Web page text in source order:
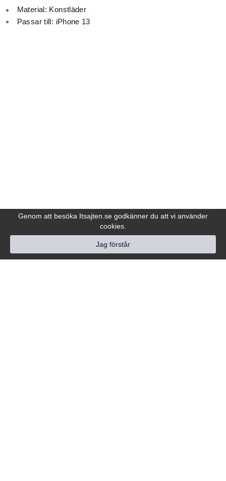
Genom att besöka Itsajten.se godkänner du att vi använder
cookies.
Jag förstår
Material: Konstläder
Passar till: iPhone 13